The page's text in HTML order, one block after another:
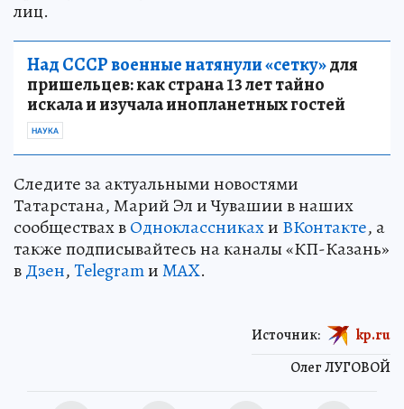
лиц.
Над СССР военные натянули «сетку»для
пришельцев: как страна 13 лет тайно
искала и изучала инопланетных гостей
НАУКА
Следите за актуальными новостями
Татарстана, Марий Эл и Чувашии в наших
сообществах вОдноклассникахи ВКонтакте, а
также подписывайтесь на каналы «КП-Казань»
вДзен,TelegramиMAX.
Олег ЛУГОВОЙ
Источник: kp.ru